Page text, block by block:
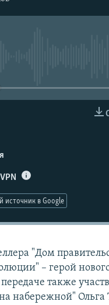
НА РАССЫЛКУ
РСЕ/РС
источник в Google
"Дом
– герой
также
набережной" Ольга